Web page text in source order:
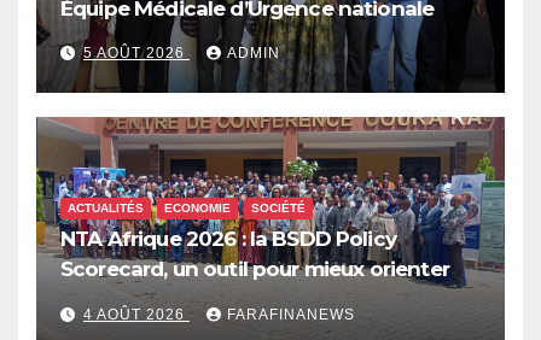
Équipe Médicale d’Urgence nationale
5 AOÛT 2026 ADMIN
ACTUALITÉS ECONOMIE SOCIÉTÉ
NTA Afrique 2026 : la BSDD Policy
Scorecard, un outil pour mieux orienter
les dépenses publiques
4 AOÛT 2026 FARAFINANEWS